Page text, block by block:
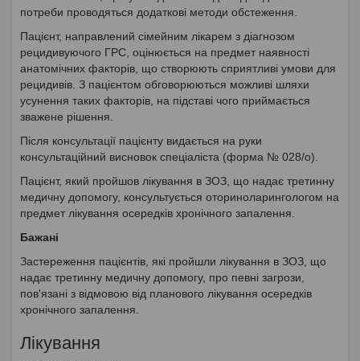
потреби проводяться додаткові методи обстеження.
Пацієнт, направлений сімейним лікарем з діагнозом
рецидивуючого ГРС, оцінюється на предмет наявності
анатомічних факторів, що створюють сприятливі умови для
рецидивів. З пацієнтом обговорюються можливі шляхи
усунення таких факторів, на підставі чого приймається
зважене рішення.
Після консультації пацієнту видається на руки
консультаційний висновок спеціаліста (форма № 028/о).
Пацієнт, який пройшов лікування в ЗОЗ, що надає третинну
медичну допомогу, консультується оториноларингологом на
предмет лікування осередків хронічного запалення.
Бажані
Застереження пацієнтів, які пройшли лікування в ЗОЗ, що
надає третинну медичну допомогу, про певні загрози,
пов'язані з відмовою від планового лікування осередків
хронічного запалення.
Лікування